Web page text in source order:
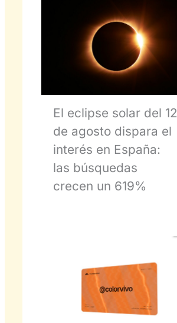
El eclipse solar del 12
de agosto dispara el
interés en España:
las búsquedas
crecen un 619%